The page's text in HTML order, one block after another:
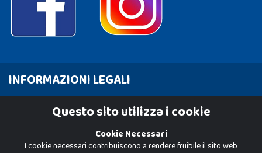
INFORMAZIONI LEGALI
Cookie PolicyQuesto sito utilizza i cookie
Cookie Necessari
I cookie necessari contribuiscono a rendere fruibile il sito web